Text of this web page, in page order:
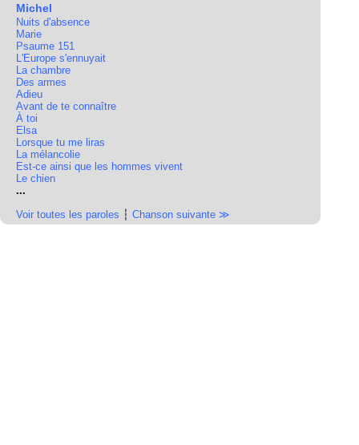
Michel
Nuits d'absence
Marie
Psaume 151
L'Europe s'ennuyait
La chambre
Des armes
Adieu
Avant de te connaître
À toi
Elsa
Lorsque tu me liras
La mélancolie
Est-ce ainsi que les hommes vivent
Le chien
...
Voir toutes les paroles ┆ Chanson suivante ≫